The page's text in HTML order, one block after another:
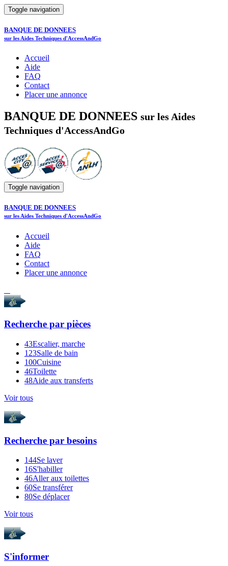
Toggle navigation
BANQUE DE DONNEES
sur les Aides Techniques d'AccessAndGo
Accueil
Aide
FAQ
Contact
Placer une annonce
BANQUE DE DONNEES sur les Aides
Techniques d'AccessAndGo
Toggle navigation
BANQUE DE DONNEES
sur les Aides Techniques d'AccessAndGo
Accueil
Aide
FAQ
Contact
Placer une annonce
Recherche par pièces
43Escalier, marche
123Salle de bain
100Cuisine
46Toilette
48Aide aux transferts
Voir tous
Recherche par besoins
144Se laver
16S'habiller
46Aller aux toilettes
60Se transférer
80Se déplacer
Voir tous
S'informer